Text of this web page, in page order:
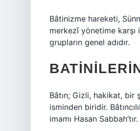
Bâtinizme hareketi,
merkezî yönetime
grupların genel adıdır.
Bâtın; Gizli, hakikat, bir
isminden biridir.
imamı Hasan Sabbah’tır.